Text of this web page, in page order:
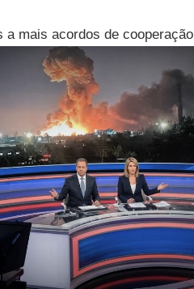
a mais acordos de cooperação